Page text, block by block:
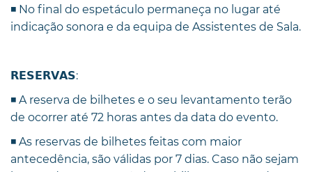
◾️ No final do espetáculo permaneça no lugar até
indicação sonora e da equipa de Assistentes de Sala.
𝗥𝗘𝗦𝗘𝗥𝗩𝗔𝗦:
◾️ A reserva de bilhetes e o seu levantamento terão
de ocorrer até 72 horas antes da data do evento.
◾️ As reservas de bilhetes feitas com maior
antecedência, são válidas por 7 dias. Caso não sejam